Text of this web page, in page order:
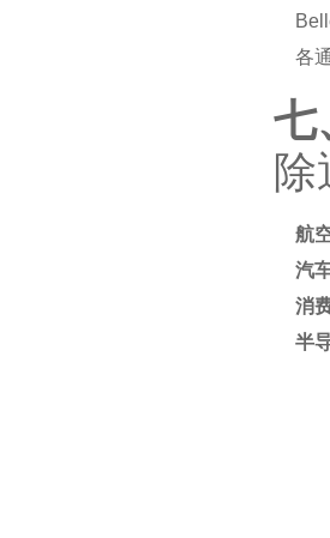
各
七
航
汽
消
半